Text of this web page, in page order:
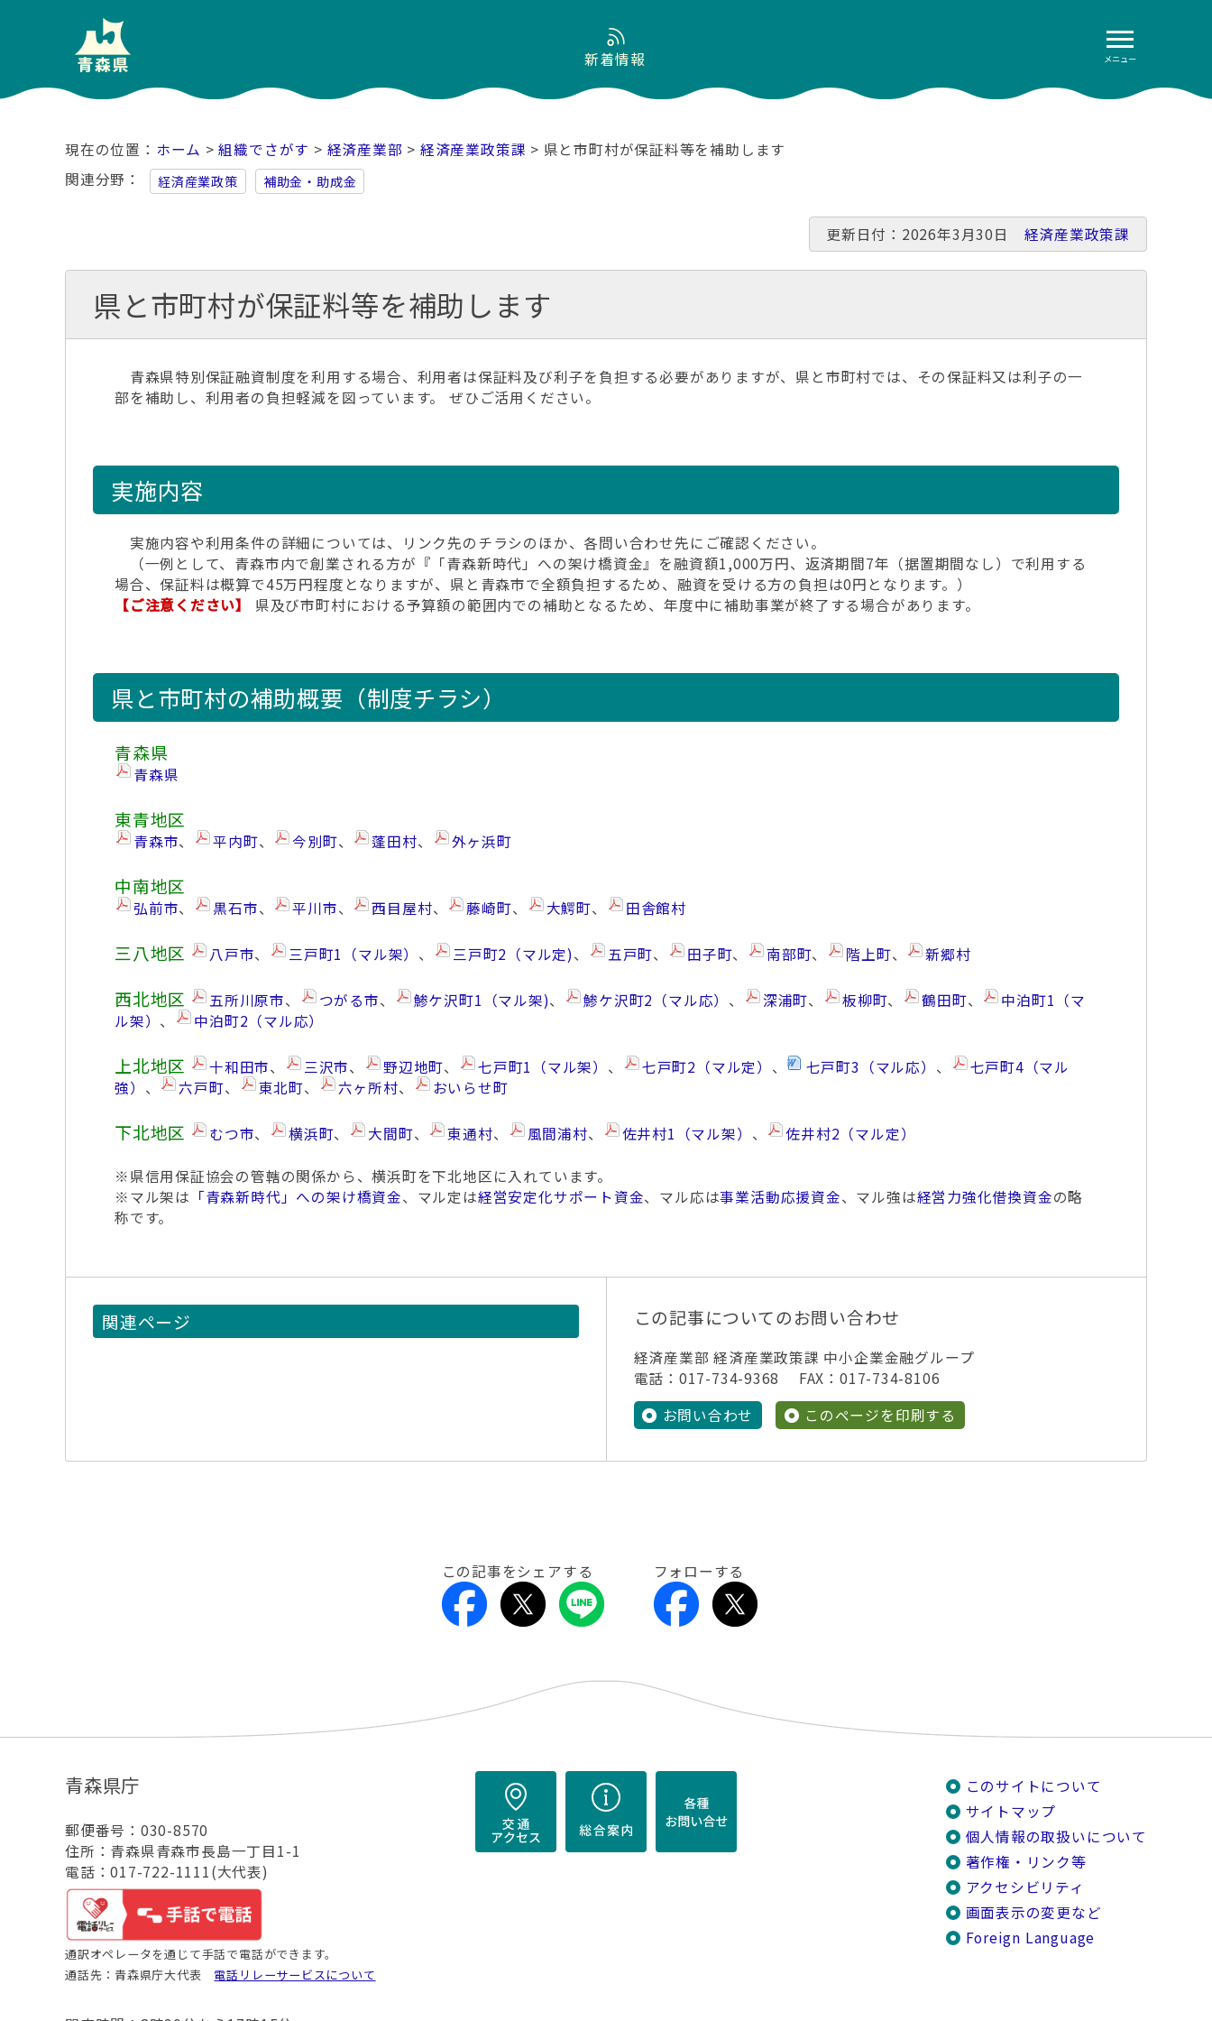
メニュー
新着情報
ホーム >組織でさがす > 経済産業部 > 経済産業政策課 > 県と市町村が保証料等を補助します
関連分野
経済産業政策 補助金・助成金
更新日付：2026年3月30日 経済産業政策課
県と市町村が保証料等を補助します
青森県特別保証融資制度を利用する場合、利用者は保証料及び利子を負担する必要がありますが、県と市町村では、その保証料又は利子の一
部を補助し、利用者の負担軽減を図っています。 ぜひご活用ください。
実施内容
実施内容や利用条件の詳細については、リンク先のチラシのほか、各問い合わせ先にご確認ください。
（一例として、青森市内で創業される方が『「青森新時代」への架け橋資金』を融資額1,000万円、返済期間7年（据置期間なし）で利用する
場合、保証料は概算で45万円程度となりますが、県と青森市で全額負担するため、融資を受ける方の負担は0円となります。）
【ご注意ください】
県及び市町村における予算額の範囲内での補助となるため、年度中に補助事業が終了する場合があります。
県と市町村の補助概要（制度チラシ）
青森県
青森県
東青地区
青森市、 平内町、 今別町、 蓬田村、 外ヶ浜町
中南地区
弘前市、 黒石市、 平川市、 西目屋村、 藤崎町、 大鰐町、 田舎館村
三八地区 八戸市、 三戸町1（マル架） 、 三戸町2（マル定)、 五戸町、 田子町、 南部町、 階上町、 新郷村
西北地区 五所川原市、 つがる市、 鯵ケ沢町1（マル架)、 鯵ケ沢町2（マル応） 、 深浦町、 板柳町、 鶴田町、
中泊町1（マ
ル架） 、 中泊町2（マル応）
上北地区 十和田市、 三沢市、 野辺地町、 七戸町1（マル架） 、 七戸町2（マル定） 、 七戸町3（マル応） 、
七戸町4（マル
強） 、 六戸町、 東北町、 六ヶ所村、 おいらせ町
下北地区 むつ市、 横浜町、 大間町、 東通村、 風間浦村、 佐井村1（マル架） 、 佐井村2（マル定）
※県信用保証協会の管轄の関係から、横浜町を下北地区に入れています。
※マル架は 「青森新時代」への架け橋資金、マル定は経営安定化サポート資金、マル応は事業活動応援資金、マル強は経営力強化借換資金の略
称です。
関連ページ この記事についてのお問い合わせ
経済産業部 経済産業政策課 中小企業金融グループ
電話：017-734-9368 FAX：017-734-8106
お問い合わせ
このページを印刷する
この記事をシェアする フォローする
青森県庁
郵便番号：030-8570
住所：青森県青森市長島一丁目1-1
電話：017-722-1111(大代表)
通訳オペレータを通じて手話で電話ができます。
通話先：青森県庁大代表 電話リレーサービスについて
このサイトについて
サイトマップ
個人情報の取扱いについて
著作権・リンク等
アクセシビリティ
画面表示の変更など
Foreign Language